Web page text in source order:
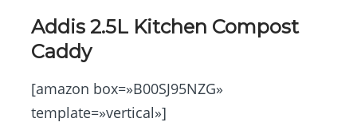
Addis 2.5L Kitchen Compost
Caddy
[amazon box=»B00SJ95NZG»
template=»vertical»]